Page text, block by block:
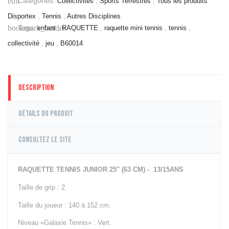
Corde à
Grimper
Barres &
Accessoires
Plyo box &
Motricité
Pneu, Sled &
Equipement
Cages Cross
Stations
Disportex
Tennis Autres Disciplines
bookmark_border
Tags: enfant,RAQUETTE raquette mini tennis tennis
collectivité
jeu B60014
Description
Détails du produit
Consultez le site
RAQUETTE TENNIS JUNIOR 25'' (63 CM) - 13/15ANS
Taille de grip : 2.
Taille du joueur : 140 à 152 cm.
Niveau «Galaxie Tennis» : Vert.